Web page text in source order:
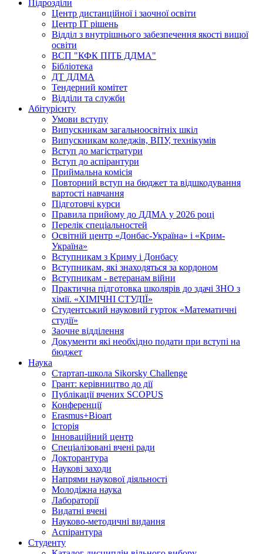
Підрозділи
Центр дистанційної і заочної освіти
Центр ІТ рішень
Відділ з внутрішнього забезпечення якості вищої
освіти
ВСП "КФК ПІТБ ДДМА"
Бібліотека
ДТ ДДМА
Тендерний комітет
Відділи та служби
Абітурієнту
Умови вступу
Випускникам загальноосвітніх шкіл
Випускникам коледжів, ВПУ, технікумів
Вступ до магістратури
Вступ до аспірантури
Приймальна комісія
Повторний вступ на бюджет та відшкодування
вартості навчання
Підготовчі курси
Правила прийому до ДДМА у 2026 році
Перелік спеціальностей
Освітній центр «Донбас-Україна» і «Крим-
Україна»
Вступникам з Криму і Донбасу
Вступникам, які знаходяться за кордоном
Вступникам - ветеранам війни
Практична підготовка школярів до здачі ЗНО з
хімії. «ХІМІЧНІ СТУДІЇ»
Студентський науковий гурток «Математичні
студії»
Заочне відділення
Документи які необхідно подати при вступі на
бюджет
Наука
Стартап-школа Sikorsky Challenge
Грант: керівництво до дії
Публікації вчених SCOPUS
Конференції
Erasmus+Bioart
Історія
Інноваційний центр
Спеціалізовані вчені ради
Докторантура
Наукові заходи
Напрями наукової діяльності
Молодіжна наука
Лабораторії
Видатні вчені
Науково-методичні видання
Аспірантура
Студенту